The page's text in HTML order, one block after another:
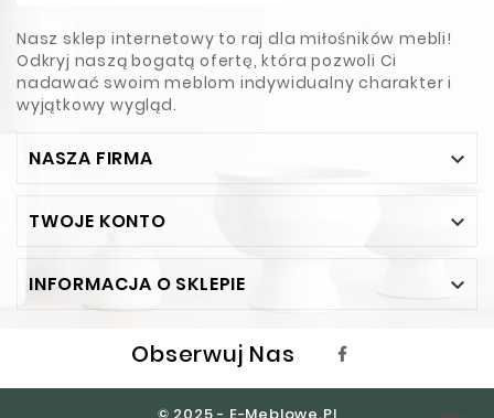
Nasz sklep internetowy to raj dla miłośników mebli!
Odkryj naszą bogatą ofertę, która pozwoli Ci
nadawać swoim meblom indywidualny charakter i
wyjątkowy wygląd.
NASZA FIRMA 
TWOJE KONTO 
INFORMACJA O SKLEPIE 
Obserwuj Nas
© 2025 - E-Meblowe.pl